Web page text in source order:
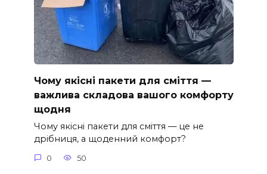
Чому якісні пакети для сміття —
важлива складова вашого комфорту
щодня
Чому якісні пакети для сміття — це не
дрібниця, а щоденний комфорт?
0 50